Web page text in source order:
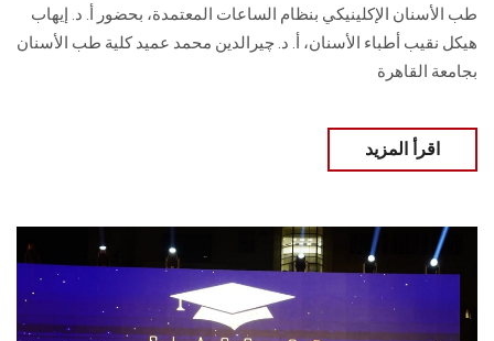
‏طب الأسنان الإكلينيكي بنظام الساعات المعتمدة، بحضور أ. د. إيهاب
هيكل نقيب أطباء ‏الأسنان، أ. د. چيرالدين محمد عميد كلية طب الأسنان
بجامعة القاهرة
اقرأ المزيد